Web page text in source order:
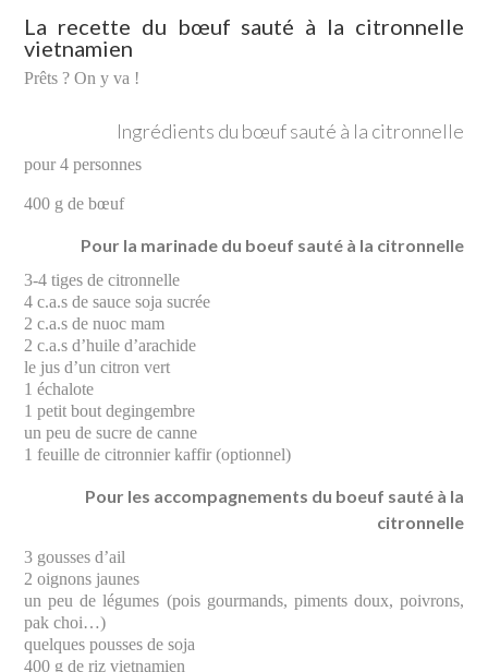
La recette du bœuf sauté à la citronnelle
vietnamien
Prêts ? On y va !
Ingrédients du bœuf sauté à la citronnelle
pour 4 personnes
400 g de bœuf
Pour la marinade du boeuf sauté à la citronnelle
3-4 tiges de citronnelle
4 c.a.s de sauce soja sucrée
2 c.a.s de nuoc mam
2 c.a.s d’huile d’arachide
le jus d’un citron vert
1 échalote
1 petit bout degingembre
un peu de sucre de canne
1 feuille de citronnier kaffir (optionnel)
Pour les accompagnements du boeuf sauté à la
citronnelle
3 gousses d’ail
2 oignons jaunes
un peu de légumes (pois gourmands, piments doux, poivrons,
pak choi…)
quelques pousses de soja
400 g de riz vietnamien